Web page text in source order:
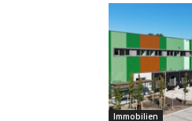
Immobilien